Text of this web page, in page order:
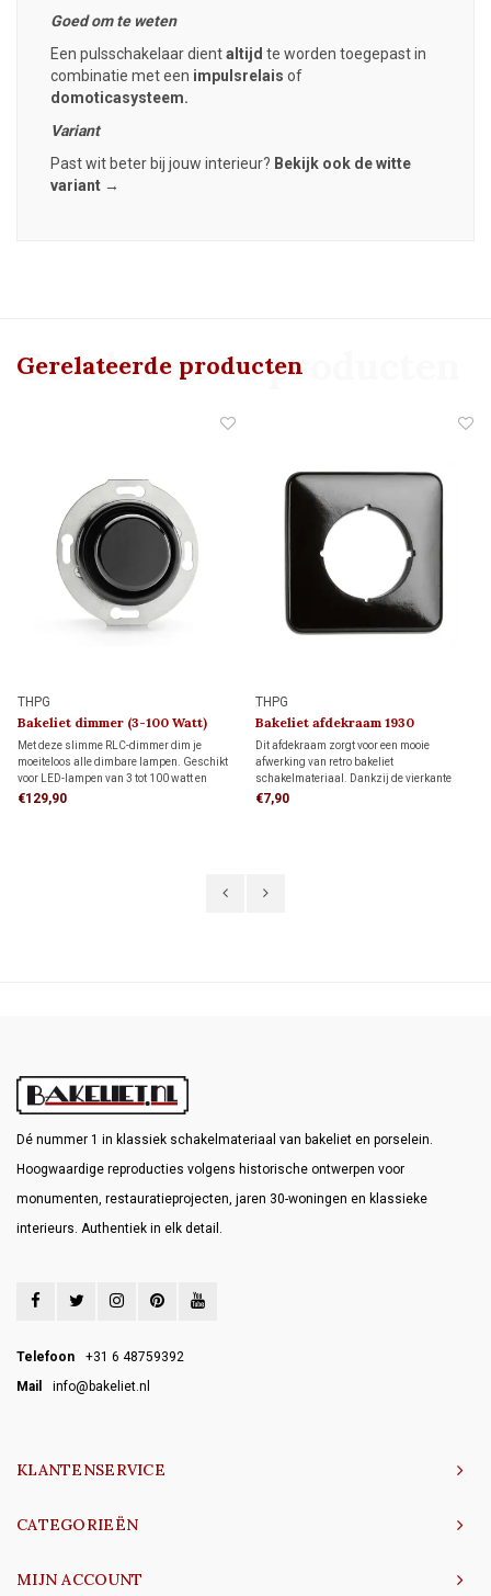
Goed om te weten
Een pulsschakelaar dientaltijd te worden toegepast in
combinatie met een impulsrelais of
domoticasysteem.
Variant
Past wit beter bij jouw interieur? Bekijk ook de witte
variant →
Gerelateerde producten
Gerelateerde producten
THPG
Bakeliet dimmer (3-100 Watt)
1930
Met deze slimme RLC-dimmer dim je
moeiteloos alle dimbare lampen. Geschikt
voor LED-lampen van 3 tot 100 watt en
andere lampen van 7 tot 220 watt. Dankzij
€129,90
THPG
Bakeliet afdekraam 1930
Dit afdekraam zorgt voor een mooie
afwerking van retro bakeliet
schakelmateriaal. Dankzij de vierkante
vorm biedt het meer dekking rondom de
€7,90
Dé nummer 1 in klassiek schakelmateriaal van bakeliet en porselein.
Hoogwaardige reproducties volgens historische ontwerpen voor
monumenten, restauratieprojecten, jaren 30-woningen en klassieke
interieurs. Authentiek in elk detail.
Telefoon
+31 6 48759392
Mail
info@bakeliet.nl
KLANTENSERVICE
CATEGORIEËN
MIJN ACCOUNT